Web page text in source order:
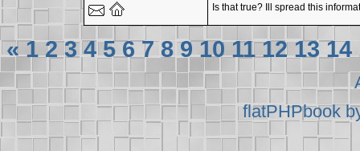
Is that true? Ill spread this
« 1 2 3 4 5 6 7 8 9 10 11 12 13 14
flatPHPbook